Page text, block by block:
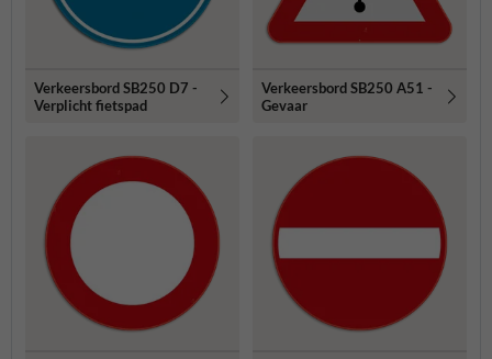
Verkeersbord SB250 D7 -
Verplicht fietspad
Verkeersbord SB250 A51 -
Gevaar